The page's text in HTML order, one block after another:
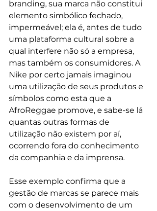
branding, sua marca não constitui
elemento simbólico fechado,
impermeável; ela é, antes de tudo
uma plataforma cultural sobre a
qual interfere não só a empresa,
mas também os consumidores. A
Nike por certo jamais imaginou
uma utilização de seus produtos e
símbolos como esta que a
AfroReggae promove, e sabe-se lá
quantas outras formas de
utilização não existem por aí,
ocorrendo fora do conhecimento
da companhia e da imprensa.
Esse exemplo confirma que a
gestão de marcas se parece mais
com o desenvolvimento de um